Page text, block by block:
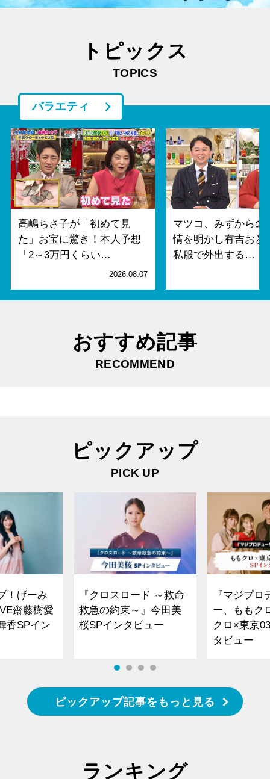
トピックス
TOPICS
バラエティ
高嶋ちさ子が「初めて見
た」お宝に驚き！本人予想
「2～3万円くらい…
2026.08.07
マツコ、みずからの
情を明かし有吉おど
私服で外出する…
おすすめ記事
RECOMMEND
ピックアップ
PICK UP
！げーみ
齋藤樹愛
香SPイン
『クロスロード ～救命
救急の約束～』今田美
桜SPインタビュー
『マジプロ
ー、ももク
クロ×東京
タビュー
ピックアップ記事をもっと見る
ランキング